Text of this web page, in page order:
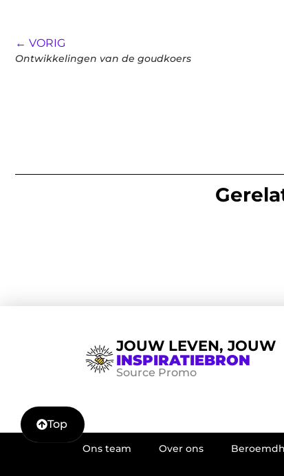
Top
← VORIG
Ontwikkelingen van de goudkoers
JOUW LEVEN, JOUW
INSPIRATIEBRON
Source Promo
Ons team Over ons